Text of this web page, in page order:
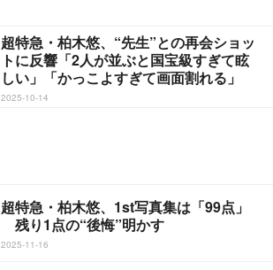
超特急・柏木悠、“先生”との再会ショッ
トに反響「2人が並ぶと国宝級すぎて眩
しい」「かっこよすぎて画面割れる」
2025-10-14
超特急・柏木悠、1st写真集は「99点」
残り1点の“後悔”明かす
2025-11-16